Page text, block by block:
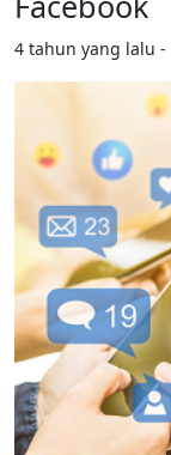
4 tahun yang lalu -